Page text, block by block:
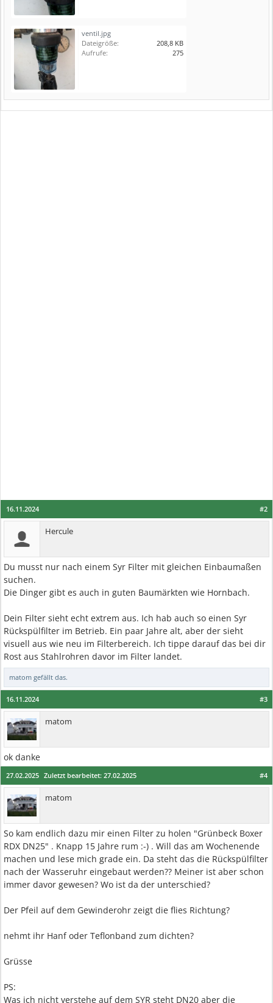
ventil.jpg
Dateigröße:
208,8 KB
Aufrufe:
275
#2
16.11.2024
Hercule
Du musst nur nach einem Syr Filter mit gleichen Einbaumaßen
suchen.
Die Dinger gibt es auch in guten Baumärkten wie Hornbach.
Dein Filter sieht echt extrem aus. Ich hab auch so einen Syr
Rückspülfilter im Betrieb. Ein paar Jahre alt, aber der sieht
visuell aus wie neu im Filterbereich. Ich tippe darauf das bei dir
Rost aus Stahlrohren davor im Filter landet.
matom gefällt das.
#3
16.11.2024
matom
ok danke
#4
27.02.2025 Zuletzt bearbeitet: 27.02.2025
matom
So kam endlich dazu mir einen Filter zu holen "Grünbeck Boxer
RDX DN25" . Knapp 15 Jahre rum :-) . Will das am Wochenende
machen und lese mich grade ein. Da steht das die Rückspülfilter
nach der Wasseruhr eingebaut werden?? Meiner ist aber schon
immer davor gewesen? Wo ist da der unterschied?
Der Pfeil auf dem Gewinderohr zeigt die flies Richtung?
nehmt ihr Hanf oder Teflonband zum dichten?
Grüsse
PS:
Was ich nicht verstehe auf dem SYR steht DN20 aber die